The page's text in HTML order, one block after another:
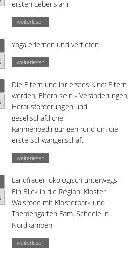
ersten Lebensjahr
weiterlesen
Yoga erlernen und vertiefen
weiterlesen
Die Eltern und ihr erstes Kind: Eltern
werden, Eltern sein - Veränderungen,
Herausforderungen und
gesellschaftliche
Rahmenbedingungen rund um die
erste Schwangerschaft
weiterlesen
Landfrauen ökologisch unterwegs -
Ein Blick in die Region: Kloster
Walsrode mit Klosterpark und
Themengarten Fam. Scheele in
Nordkampen
weiterlesen